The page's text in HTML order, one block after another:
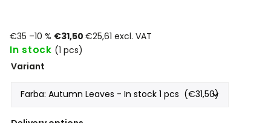
€35 –10 % €31,50 €25,61 excl. VAT
In stock (1 pcs)
Variant